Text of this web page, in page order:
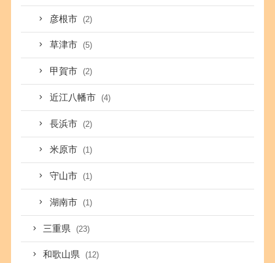
彦根市 (2)
草津市 (5)
甲賀市 (2)
近江八幡市 (4)
長浜市 (2)
米原市 (1)
守山市 (1)
湖南市 (1)
三重県 (23)
和歌山県 (12)